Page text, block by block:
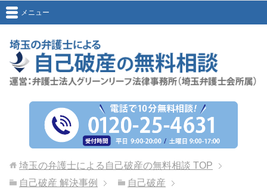
メニュー
埼玉の弁護士による自己破産の無料相談 TOP
自己破産 解決事例
自己破産